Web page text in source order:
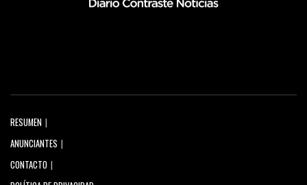
RESUMEN
ANUNCIANTES
CONTACTO